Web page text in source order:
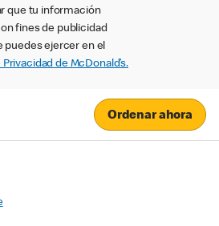
que tu información
fines de publicidad
puedes ejercer en el
de McDonald’s.
Ordenar ahora